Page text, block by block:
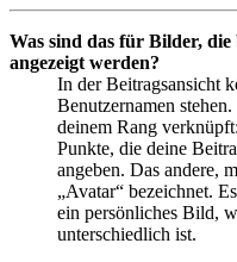
Was sind das für Bilder,
angezeigt werden?
In der Beitragsansicht
Benutzernamen
deinem Rang
Punkte, die deine
angeben. Das andere,
„Avatar“ bezeichnet.
ein persönliches Bild,
unterschiedlich ist.